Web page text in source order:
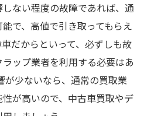
ない程度の故障であれば、通
で、高値で引き取ってもらえ
だからといって、必ずしも故
ップ業者を利用する必要はあ
が少ないなら、通常の買取業
が高いので、中古車買取やデ